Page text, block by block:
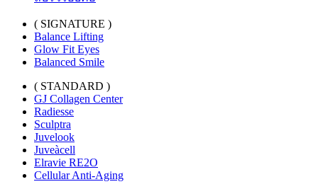
( SIGNATURE )
Balance Lifting
Glow Fit Eyes
Balanced Smile
( STANDARD )
GJ Collagen Center
Radiesse
Sculptra
Juvelook
Juveàcell
Elravie RE2O
Cellular Anti-Aging